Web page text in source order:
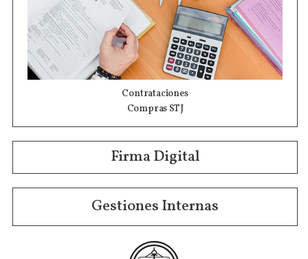
Contrataciones
Compras STJ
Firma Digital
Gestiones Internas